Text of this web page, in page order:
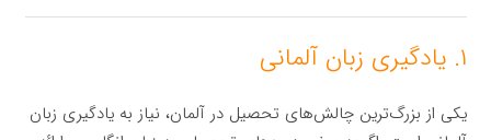
۱. یادگیری زبان آلمانی
یکی از بزرگ‌ترین چالش‌های تحصیل در آلمان، نیاز به یادگیری زبان